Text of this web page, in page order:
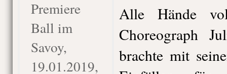
Premiere
Ball im
Savoy,
19.01.2019,
Alle Hände
Choreograph
brachte mit